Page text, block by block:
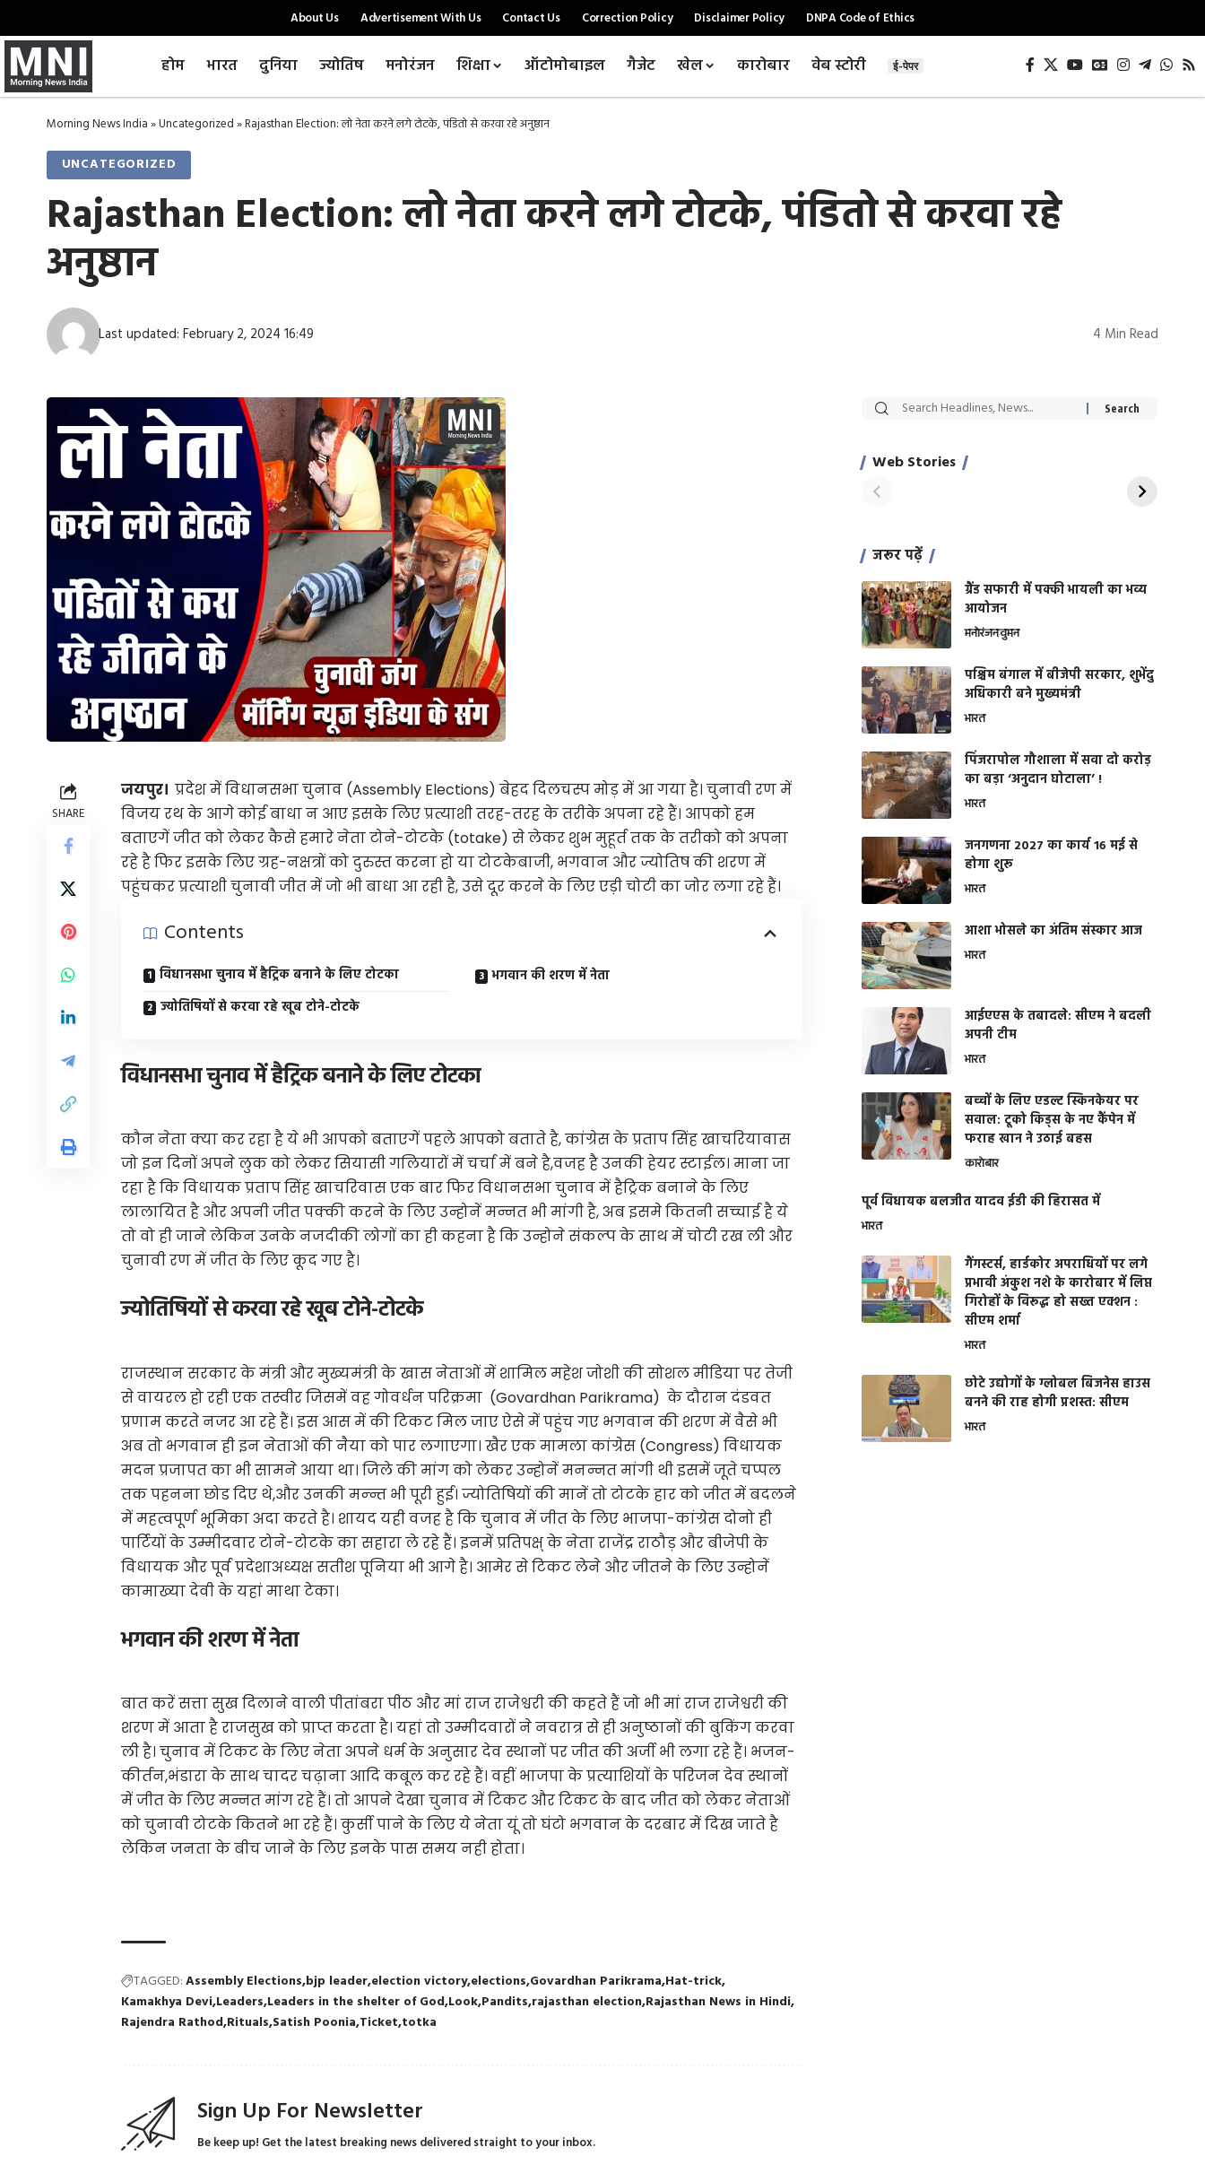
About Us Advertisement With Us Contact Us Correction Policy Disclaimer Policy DNPA Code of Ethics
होम भारत दुनिया ज्योतिष मनोरंजन शिक्षा ऑटोमोबाइल गैजेट खेल कारोबार वेब स्टोरी ई-पेपर
Morning News India»Uncategorized»Rajasthan Election: लो नेता करने लगे टोटके, पंडितो से करवा रहे अनुष्ठान
UNCATEGORIZED
Rajasthan Election: लो नेता करने लगे टोटके, पंडितो से करवा रहे
अनुष्ठान
Last updated: February 2, 2024 16:49 4 Min Read
SHARE
जयपुर। प्रदेश में विधानसभा चुनाव (Assembly Elections)बेहद दिलचस्प मोड़ में आ गया है। चुनावी रण में
विजय रथ के आगे कोई बाधा न आए इसके लिए प्रत्याशी तरह-तरह के तरीके अपना रहे हैं। आपको हम
बताएगें जीत को लेकर कैसे हमारे नेता टोने-टोटके (totake) से लेकर शुभ मुहूर्त तक के तरीको को अपना
रहे है फिर इसके लिए ग्रह-नक्षत्रों को दुरुस्त करना हो या टोटकेबाजी, भगवान और ज्योतिष की शरण में
पहुंचकर प्रत्याशी चुनावी जीत में जो भी बाधा आ रही है, उसे दूर करने के लिए एड़ी चोटी का जोर लगा रहे हैं।
Contents
विधानसभा चुनाव में हैट्रिक बनाने के लिए टोटका
ज्योतिषियों से करवा रहे खूब टोने-टोटके
भगवान की शरण में नेता
विधानसभा चुनाव में हैट्रिक बनाने के लिए टोटका
कौन नेता क्या कर रहा है ये भी आपको बताएगें पहले आपको बताते है, कांग्रेस के प्रताप सिंह खाचरियावास
जो इन दिनों अपने लुक को लेकर सियासी गलियारों में चर्चा में बने है,वजह है उनकी हेयर स्टाईल। माना जा
रहा है कि विधायक प्रताप सिंह खाचरिवास एक बार फिर विधानसभा चुनाव में हैट्रिक बनाने के लिए
लालायित है और अपनी जीत पक्की करने के लिए उन्होनें मन्नत भी मांगी है, अब इसमे कितनी सच्चाई है ये
तो वो ही जाने लेकिन उनके नजदीकी लोगों का ही कहना है ​कि उन्होने संकल्प के साथ में चोटी रख ली और
चुनावी रण में जीत के लिए कूद गए है।
ज्योतिषियों से करवा रहे खूब टोने-टोटके
राजस्थान सरकार के मंत्री और मुख्यमंत्री के खास नेताओं में शामिल महेश जोशी की सोशल मीडिया पर तेजी
से वायरल हो रही एक तस्वीर जिसमें वह गोवर्धन परिक्रमा (Govardhan Parikrama)के दौरान दंडवत
प्रणाम करते नजर आ रहे हैं। इस आस में की टिकट मिल जाए ऐसे में पहुंच गए भगवान की शरण में वैसे भी
अब तो भगवान ही इन नेताओं की नैया को पार लगाएगा। खैर एक मामला कांग्रेस (Congress)विधायक
मदन प्रजापत का भी सामने आया था। जिले की मांग को लेकर उन्होनें मनन्नत मांगी थी इसमें जूते चप्पल
तक पहनना छोड दिए थे,और उनकी मन्न्त भी पूरी हुई। ज्योतिषियों की मानें तो टोटके हार को जीत में बदलने
में महत्वपूर्ण भूमिका अदा करते है। शायद यही वजह है कि चुनाव में जीत के लिए भाजपा-कांग्रेस दोनो ही
पार्टियों के उम्मीदवार टोने-टोटके का सहारा ले रहे हैं। इनमें प्रतिपक्ष् के नेता राजेंद्र राठौड़ और बीजेपी के
विधायक और पूर्व प्रदेशाअध्यक्ष सतीश पूनिया भी आगे है। आमेर से टिकट लेने और जीतने के लिए उन्होनें
कामाख्या देवी के यहां माथा टेका।
भगवान की शरण में नेता
बात करें सत्ता सुख दिलाने वाली पीतांबरा पीठ और मां राज राजेश्वरी की कहते हैं जो भी मां राज राजेश्वरी की
शरण में आता है राजसुख को प्राप्त करता है। यहां तो उम्मीदवारों ने नवरात्र से ही अनुष्ठानों की बुकिंग करवा
ली है। चुनाव में टिकट के लिए नेता अपने धर्म के अनुसार देव स्थानों पर जीत की अर्जी भी लगा रहे हैं। भजन-
कीर्तन,भंडारा के साथ चादर चढ़ाना आदि कबूल कर रहे हैं। वहीं भाजपा के प्रत्याशियों के परिजन देव स्थानों
में जीत के लिए मन्नत मांग रहे हैं। तो आपने देखा चुनाव में टिकट और टिकट के बाद जीत को लेकर नेताओं
को चुनावी टोटके कितने भा रहे हैं। कुर्सी पाने के लिए ये नेता यूं तो घंटो भगवान के दरबार में दिख जाते है
लेकिन जनता के बीच जाने के लिए इनके पास समय नही होता।
TAGGED:Assembly Elections bjp leader election victory elections Govardhan Parikrama Hat-trick
Kamakhya Devi Leaders Leaders in the shelter of God Look Pandits rajasthan election Rajasthan News in Hindi
Rajendra Rathod Rituals Satish Poonia Ticket totka
Sign Up For Newsletter
Be keep up! Get the latest breaking news delivered straight to your inbox.
Web Stories
सट्टेबाजी में अरेस्ट हुए
साहिल खान
रोज एक कच्चे लहसुन
जरूर पढ़ें
ग्रैंड सफारी में पक्की भायली का भव्य
आयोजन
मनोरंजनवुमन
पश्चिम बंगाल में बीजेपी सरकार, शुभेंदु
अधिकारी बने मुख्यमंत्री
भारत
​पिंजरापोल गौशाला में सवा दो करोड़
का बड़ा ‘अनुदान घोटाला’ !
भारत
जनगणना 2027 का कार्य 16 मई से
होगा शुरू
भारत
आशा भोसले का अंतिम संस्कार आज
भारत
आईएएस के तबादले: सीएम ने बदली
अपनी टीम
भारत
बच्चों के लिए एडल्ट स्किनकेयर पर
सवाल: टूको किड्स के नए कैंपेन में
फराह खान ने उठाई बहस
कारोबार
पूर्व विधायक बलजीत यादव ईडी की हिरासत में
भारत
गैंगस्टर्स, हार्डकोर अपराधियों पर लगे
प्रभावी अंकुश नशे के कारोबार में लिप्त
गिरोहों के विरूद्ध हो सख्त एक्शन :
सीएम शर्मा
भारत
छोटे उद्योगों के ग्लोबल बिजनेस हाउस
बनने की राह होगी प्रशस्त: सीएम
भारत